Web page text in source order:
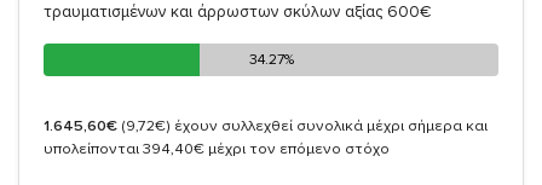
τραυματισμένων και άρρωστων σκύλων αξίας 600€
34.27%
34.27%
1.645,60€ (9,72€) έχουν συλλεχθεί συνολικά μέχρι σήμερα και
υπολείπονται 394,40€ μέχρι τον επόμενο στόχο